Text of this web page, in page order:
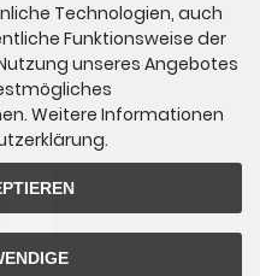
Technologien, auch
Funktionsweise der
unseres Angebotes
Weitere Informationen